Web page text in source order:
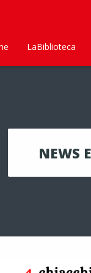
LaBiblioteca
NEWS